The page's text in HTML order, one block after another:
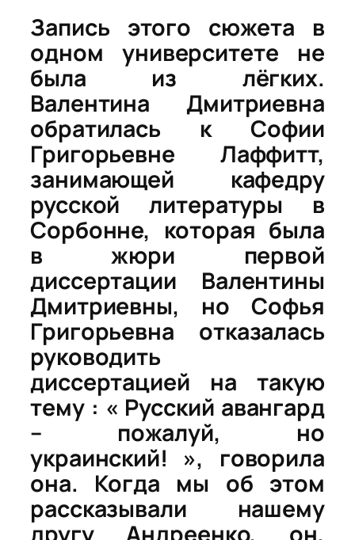
Запись этого сюжета в
одном университете не
была из лёгких.
Валентина Дмитриевна
обратилась к Софии
Григорьевне Лаффитт,
занимающей кафедру
русской литературы в
Сорбонне, которая была
в жюри первой
диссертации Валентины
Дмитриевны, но Софья
Григорьевна отказалась
руководить
диссертацией на такую
тему : « Русский авангард
– пожалуй, но
украинский! », говорила
она. Когда мы об этом
рассказывали нашему